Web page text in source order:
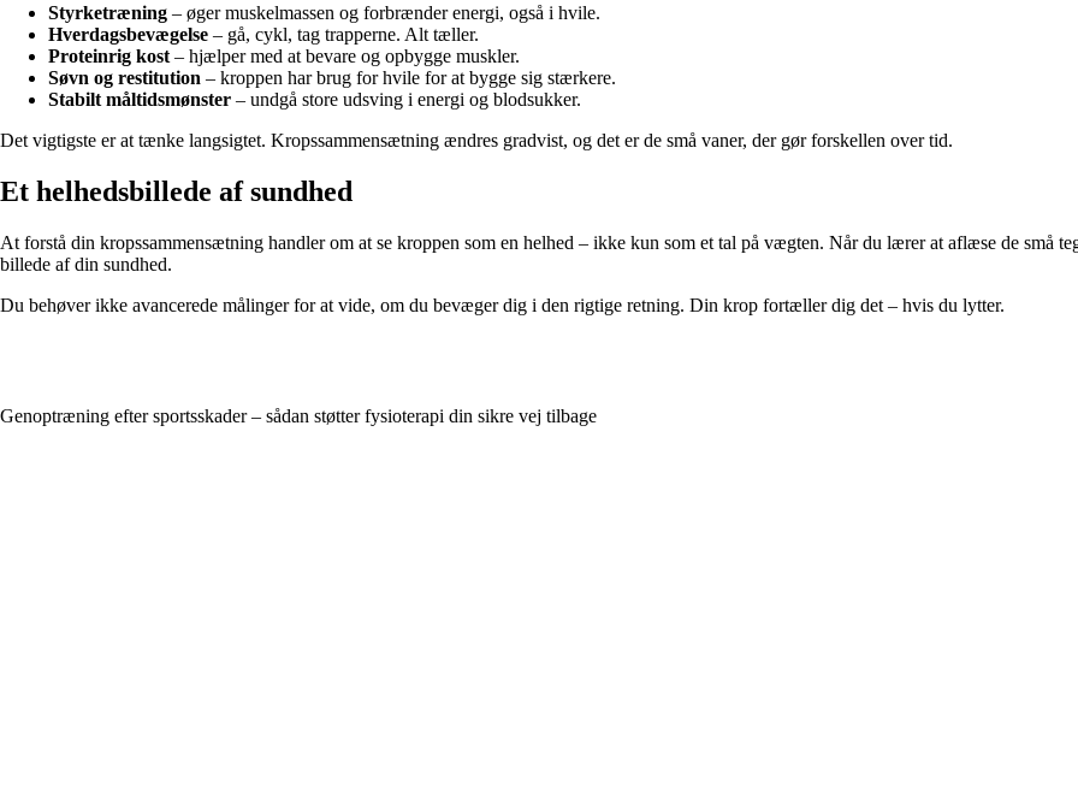
Styrketræning – øger muskelmassen og forbrænder energi, også i hvile.
Hverdagsbevægelse – gå, cykl, tag trapperne. Alt tæller.
Proteinrig kost – hjælper med at bevare og opbygge muskler.
Søvn og restitution – kroppen har brug for hvile for at bygge sig stærkere.
Stabilt måltidsmønster – undgå store udsving i energi og blodsukker.
Det vigtigste er at tænke langsigtet. Kropssammensætning ændres gradvist, og det er de små vaner, der gør forskellen over tid.
Et helhedsbillede af sundhed
At forstå din kropssammensætning handler om at se kroppen som en helhed – ikke kun som et tal på vægten. Når du lærer at aflæse de små
billede af din sundhed.
Du behøver ikke avancerede målinger for at vide, om du bevæger dig i den rigtige retning. Din krop fortæller dig det – hvis du lytter.
Genoptræning efter sportsskader – sådan støtter fysioterapi din sikre vej tilbage